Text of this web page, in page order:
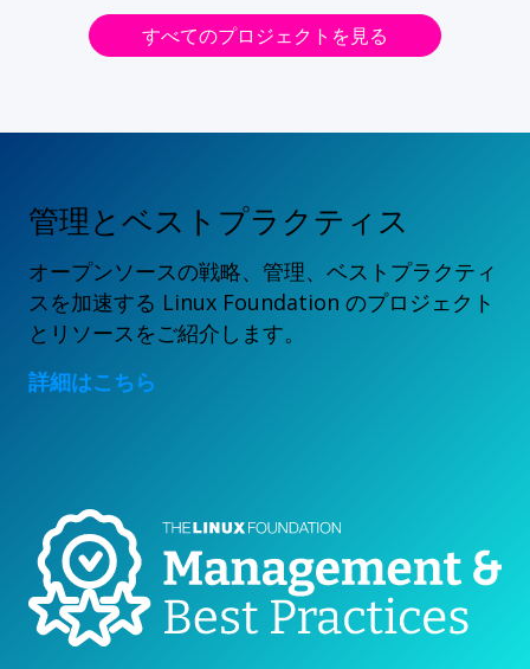
すべてのプロジェクトを見る
管理とベストプラクティス
オープンソースの戦略、管理、ベストプラクティ
スを加速する Linux Foundation のプロジェクト
とリソースをご紹介します。
詳細はこちら